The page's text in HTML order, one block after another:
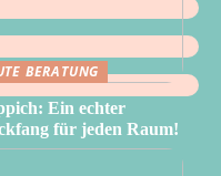
BERATUNG
Ein echter
für jeden Raum!